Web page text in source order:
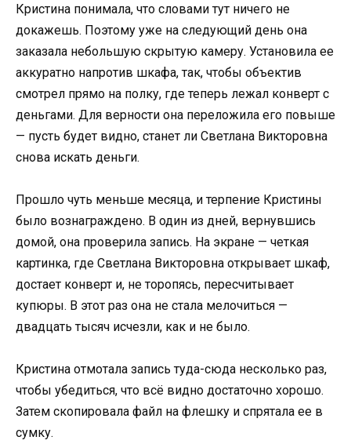
Кристина понимала, что словами тут ничего не
докажешь. Поэтому уже на следующий день она
заказала небольшую скрытую камеру. Установила ее
аккуратно напротив шкафа, так, чтобы объектив
смотрел прямо на полку, где теперь лежал конверт с
деньгами. Для верности она переложила его повыше
— пусть будет видно, станет ли Светлана Викторовна
снова искать деньги.
Прошло чуть меньше месяца, и терпение Кристины
было вознаграждено. В один из дней, вернувшись
домой, она проверила запись. На экране — четкая
картинка, где Светлана Викторовна открывает шкаф,
достает конверт и, не торопясь, пересчитывает
купюры. В этот раз она не стала мелочиться —
двадцать тысяч исчезли, как и не было.
Кристина отмотала запись туда-сюда несколько раз,
чтобы убедиться, что всё видно достаточно хорошо.
Затем скопировала файл на флешку и спрятала ее в
сумку.